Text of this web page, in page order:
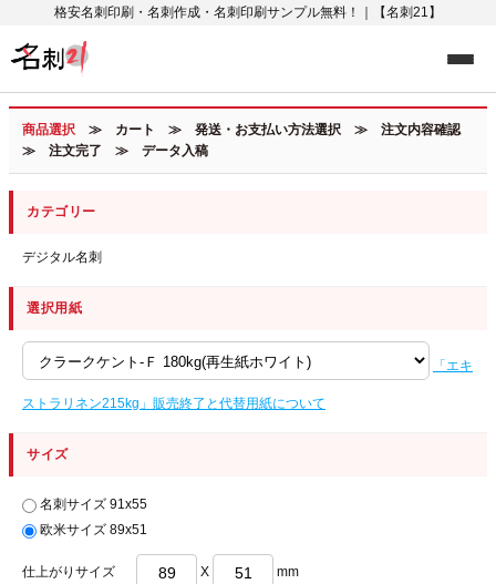
格安名刺印刷・名刺作成・名刺印刷サンプル無料！｜【名刺21】
商品選択 ≫ カート ≫ 発送・お支払い方法選択 ≫ 注文内容確認
≫ 注文完了 ≫ データ入稿
カテゴリー
デジタル名刺
選択用紙
「エキ
ストラリネン215kg」販売終了と代替用紙について
サイズ
名刺サイズ 91x55
欧米サイズ 89x51
仕上がりサイズ X mm